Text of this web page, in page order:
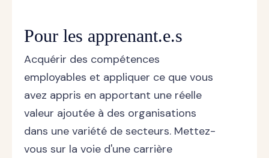
Pour les apprenant.e.s
Acquérir des compétences
employables et appliquer ce que vous
avez appris en apportant une réelle
valeur ajoutée à des organisations
dans une variété de secteurs. Mettez-
vous sur la voie d'une carrière